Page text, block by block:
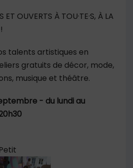
larger version
ET OUVERTS À TOU·TE·S, À LA
talents artistiques en
gratuits de décor, mode,
musique et théâtre.
- du lundi au